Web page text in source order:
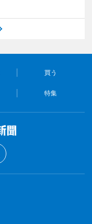
買う
特集